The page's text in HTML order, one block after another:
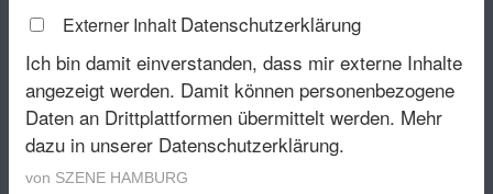
Externer Inhalt Datenschutzerklärung
Ich bin damit einverstanden, dass mir externe Inhalte
angezeigt werden. Damit können personenbezogene
Daten an Drittplattformen übermittelt werden. Mehr
dazu in unserer Datenschutzerklärung.
von SZENE HAMBURG